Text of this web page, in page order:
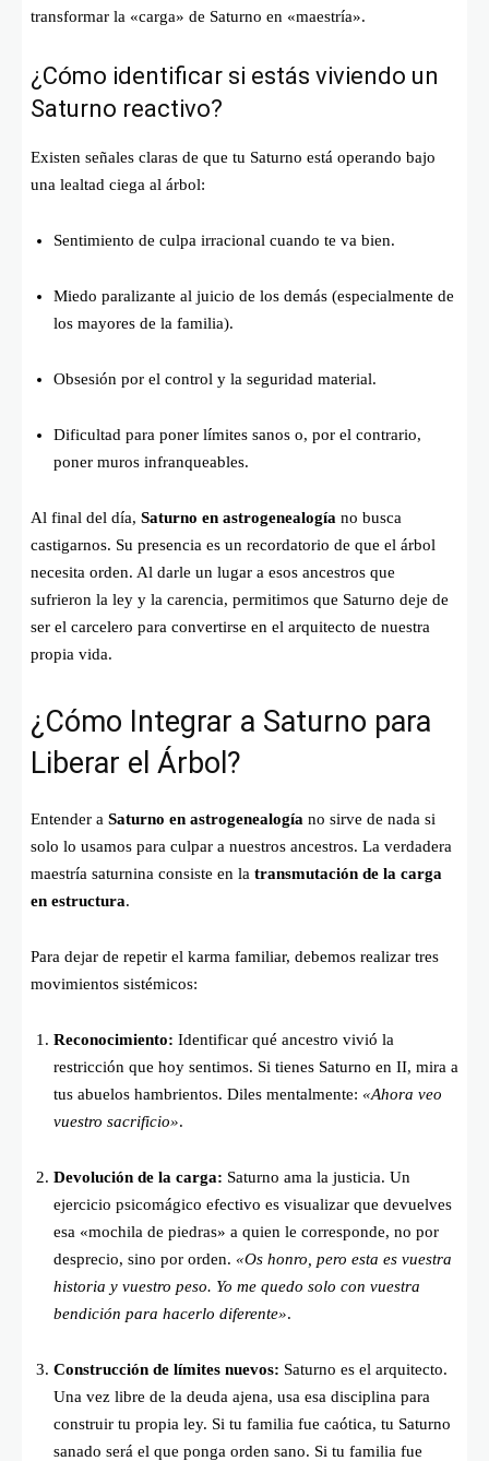
transformar la «carga» de Saturno en «maestría».
¿Cómo identificar si estás viviendo un
Saturno reactivo?
Existen señales claras de que tu Saturno está operando bajo
una lealtad ciega al árbol:
Sentimiento de culpa irracional cuando te va bien.
Miedo paralizante al juicio de los demás (especialmente de
los mayores de la familia).
Obsesión por el control y la seguridad material.
Dificultad para poner límites sanos o, por el contrario,
poner muros infranqueables.
Al final del día, Saturno en astrogenealogía no busca
castigarnos. Su presencia es un recordatorio de que el árbol
necesita orden. Al darle un lugar a esos ancestros que
sufrieron la ley y la carencia, permitimos que Saturno deje de
ser el carcelero para convertirse en el arquitecto de nuestra
propia vida.
¿Cómo Integrar a Saturno para
Liberar el Árbol?
Entender a Saturno en astrogenealogía no sirve de nada si
solo lo usamos para culpar a nuestros ancestros. La verdadera
maestría saturnina consiste en la transmutación de la carga
en estructura.
Para dejar de repetir el karma familiar, debemos realizar tres
movimientos sistémicos:
Reconocimiento: Identificar qué ancestro vivió la
restricción que hoy sentimos. Si tienes Saturno en II, mira a
tus abuelos hambrientos. Diles mentalmente: «Ahora veo
vuestro sacrificio».
Devolución de la carga: Saturno ama la justicia. Un
ejercicio psicomágico efectivo es visualizar que devuelves
esa «mochila de piedras» a quien le corresponde, no por
desprecio, sino por orden. «Os honro, pero esta es vuestra
historia y vuestro peso. Yo me quedo solo con vuestra
bendición para hacerlo diferente».
Construcción de límites nuevos: Saturno es el arquitecto.
Una vez libre de la deuda ajena, usa esa disciplina para
construir tu propia ley. Si tu familia fue caótica, tu Saturno
sanado será el que ponga orden sano. Si tu familia fue